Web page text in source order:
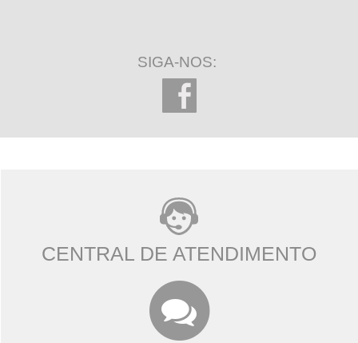
SIGA-NOS:
CENTRAL DE ATENDIMENTO